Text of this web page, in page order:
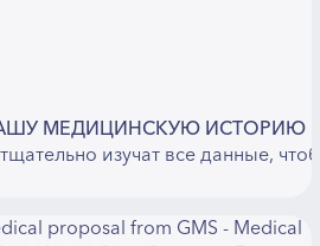
МЕДИЦИНСКУЮ ИСТОРИЮ
изучат все данные,